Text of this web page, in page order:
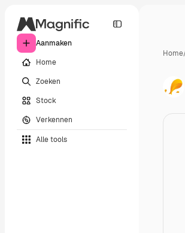
Aanmaken
Home
Zoeken
Stock
Verkennen
Alle tools
Home